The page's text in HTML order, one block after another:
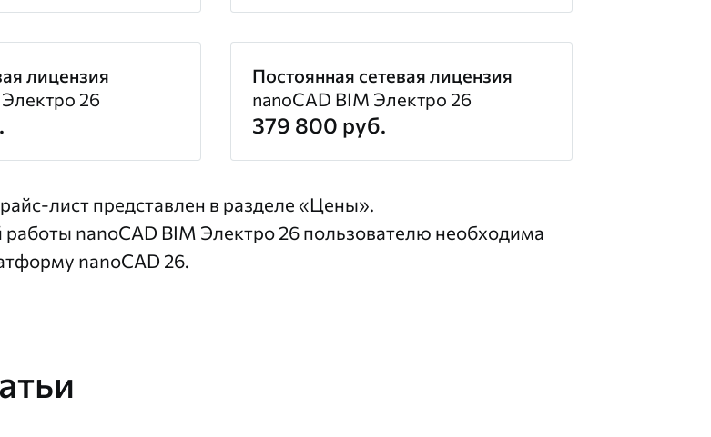
лицензия
26
Постоянная сетевая лицензия
nanoCAD BIM Электро 26
379 800 руб.
лист представлен в разделе«Цены».
nanoCAD BIM Электро 26 пользователю необходима
nanoCAD 26.